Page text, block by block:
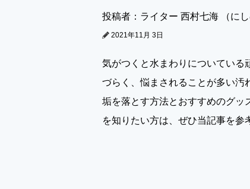
投稿者：ライター 西村七海 （にし
2021年11月 3日
気がつくと水まわりについている
づらく、悩まされることが多い汚
垢を落とす方法とおすすめのグッ
を知りたい方は、ぜひ当記事を参